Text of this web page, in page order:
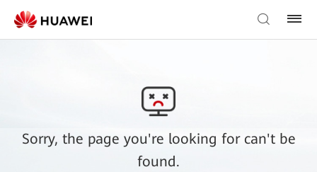
Sorry, the page you're looking for can't be
found.